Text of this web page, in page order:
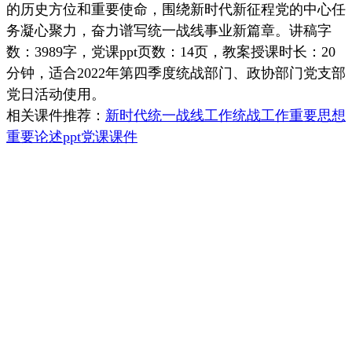
的历史方位和重要使命，围绕新时代新征程党的中心任
务凝心聚力，奋力谱写统一战线事业新篇章。讲稿字
数：3989字，党课ppt页数：14页，教案授课时长：20
分钟，适合2022年第四季度统战部门、政协部门党支部
党日活动使用。
相关课件推荐： 新时代统一战线工作统战工作重要思想
重要论述ppt党课课件